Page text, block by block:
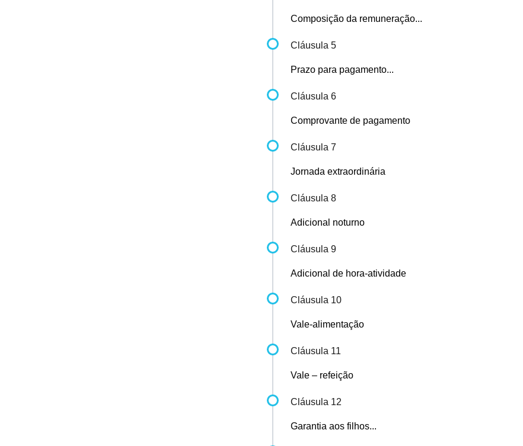
Composição da remuneração...
Cláusula 5
Prazo para pagamento...
Cláusula 6
Comprovante de pagamento
Cláusula 7
Jornada extraordinária
Cláusula 8
Adicional noturno
Cláusula 9
Adicional de hora-atividade
Cláusula 10
Vale-alimentação
Cláusula 11
Vale – refeição
Cláusula 12
Garantia aos filhos...